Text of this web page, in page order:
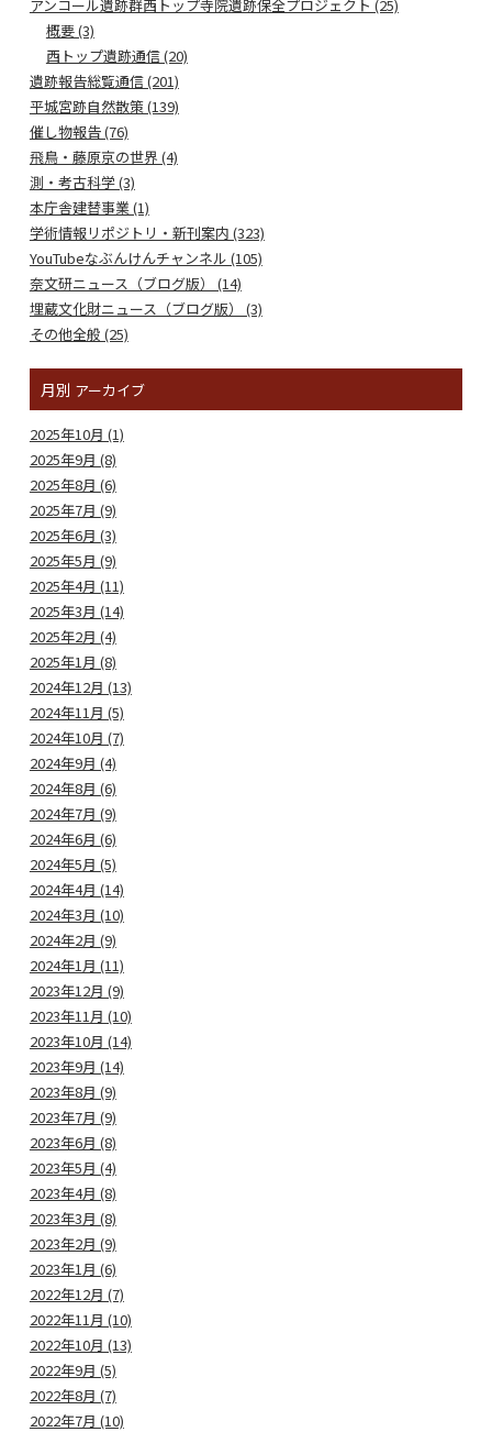
アンコール遺跡群西トップ寺院遺跡保全プロジェクト (25)
概要 (3)
西トップ遺跡通信 (20)
遺跡報告総覧通信 (201)
平城宮跡自然散策 (139)
催し物報告 (76)
飛鳥・藤原京の世界 (4)
測・考古科学 (3)
本庁舎建替事業 (1)
学術情報リポジトリ・新刊案内 (323)
YouTubeなぶんけんチャンネル (105)
奈文研ニュース（ブログ版） (14)
埋蔵文化財ニュース（ブログ版） (3)
その他全般 (25)
月別 アーカイブ
2025年10月 (1)
2025年9月 (8)
2025年8月 (6)
2025年7月 (9)
2025年6月 (3)
2025年5月 (9)
2025年4月 (11)
2025年3月 (14)
2025年2月 (4)
2025年1月 (8)
2024年12月 (13)
2024年11月 (5)
2024年10月 (7)
2024年9月 (4)
2024年8月 (6)
2024年7月 (9)
2024年6月 (6)
2024年5月 (5)
2024年4月 (14)
2024年3月 (10)
2024年2月 (9)
2024年1月 (11)
2023年12月 (9)
2023年11月 (10)
2023年10月 (14)
2023年9月 (14)
2023年8月 (9)
2023年7月 (9)
2023年6月 (8)
2023年5月 (4)
2023年4月 (8)
2023年3月 (8)
2023年2月 (9)
2023年1月 (6)
2022年12月 (7)
2022年11月 (10)
2022年10月 (13)
2022年9月 (5)
2022年8月 (7)
2022年7月 (10)